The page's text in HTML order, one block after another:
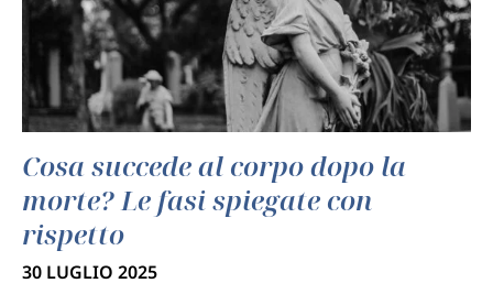
Cosa succede al corpo dopo la
morte? Le fasi spiegate con
rispetto
30 LUGLIO 2025